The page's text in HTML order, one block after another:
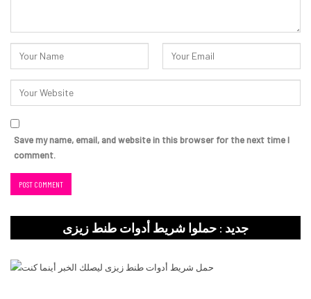
Save my name, email, and website in this browser for the next time I
comment.
جديد : حملوا شريط أدوات طنط زيزى